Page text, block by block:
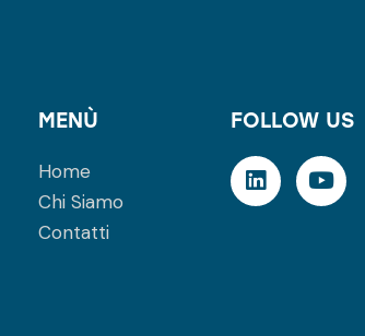
MENÙ
Home
Chi Siamo
Contatti
FOLLOW US